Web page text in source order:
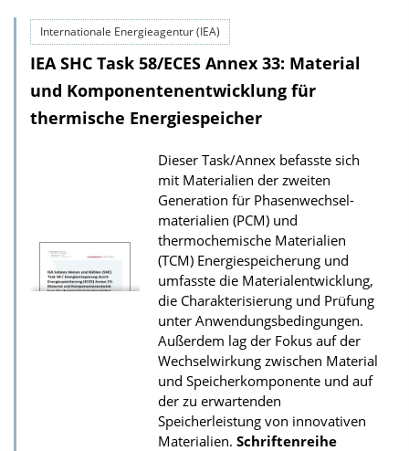
Internationale Energieagentur (IEA)
IEA SHC Task 58/ECES Annex 33: Material
und Komponentenentwicklung für
thermische Energiespeicher
Dieser Task/Annex befasste sich
mit Materialien der zweiten
Generation für Phasenwechsel­
materialien (PCM) und
thermochemische Materialien
(TCM) Energiespeicherung und
umfasste die Materialentwicklung,
die Charakterisierung und Prüfung
unter Anwendungsbedingungen.
Außerdem lag der Fokus auf der
Wechselwirkung zwischen Material
und Speicherkomponente und auf
der zu erwartenden
Speicherleistung von innovativen
Materialien. Schriftenreihe